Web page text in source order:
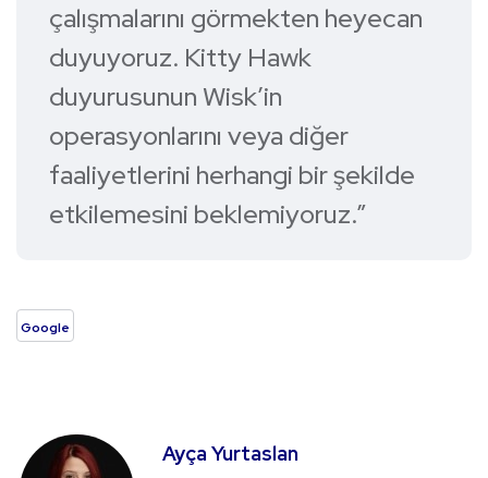
çalışmalarını görmekten heyecan
duyuyoruz. Kitty Hawk
duyurusunun Wisk’in
operasyonlarını veya diğer
faaliyetlerini herhangi bir şekilde
etkilemesini beklemiyoruz.”
Google
Ayça Yurtaslan